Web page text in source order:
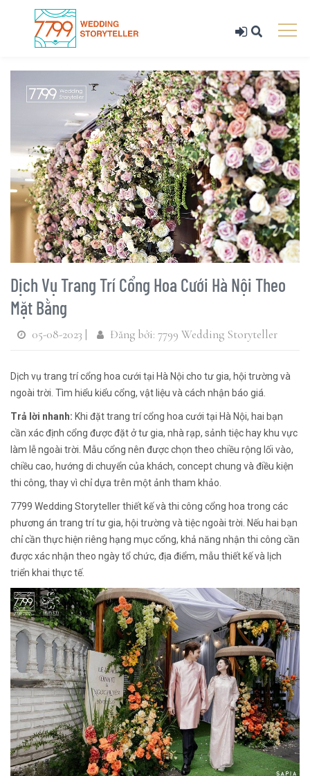
Dịch Vụ Trang Trí Cổng Hoa Cưới Hà Nội Theo
Mặt Bằng
05-08-2023 | Đăng bởi: 7799 Wedding Storyteller
Dịch vụ trang trí cổng hoa cưới tại Hà Nội cho tư gia, hội trường và
ngoài trời. Tìm hiểu kiểu cổng, vật liệu và cách nhận báo giá.
Trả lời nhanh: Khi đặt trang trí cổng hoa cưới tại Hà Nội, hai bạn
cần xác định cổng được đặt ở tư gia, nhà rạp, sảnh tiệc hay khu vực
làm lễ ngoài trời. Mẫu cổng nên được chọn theo chiều rộng lối vào,
chiều cao, hướng di chuyển của khách, concept chung và điều kiện
thi công, thay vì chỉ dựa trên một ảnh tham khảo.
7799 Wedding Storyteller thiết kế và thi công cổng hoa trong các
phương án trang trí tư gia, hội trường và tiệc ngoài trời. Nếu hai bạn
chỉ cần thực hiện riêng hạng mục cổng, khả năng nhận thi công cần
được xác nhận theo ngày tổ chức, địa điểm, mẫu thiết kế và lịch
triển khai thực tế.